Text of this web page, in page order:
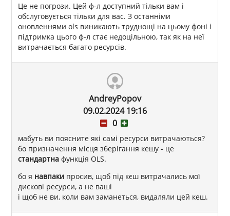
Це не погрози. Цей ф-л доступний тільки вам і
обслуговується тільки для вас. З останніми
оновленнями ols виникають труднощі на цьому фоні і
підтримка цього ф-л стає недоцільною, так як на неї
витрачається багато ресурсів.
AndreyPopov
09.02.2024 19:16
0
мабуть ви поясните які самі ресурси витрачаються?
бо призначення місця зберігання кешу - це
стандартна функція OLS.
бо я навпаки просив, щоб під кєш витрачались мої
дискові ресурси, а не ваші
і щоб не ви, коли вам заманеться, видаляли цей кеш.